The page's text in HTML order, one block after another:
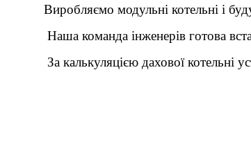
Виробляємо модульні котельні і
Наша команда інженерів готова
За калькуляцією дахової котельні